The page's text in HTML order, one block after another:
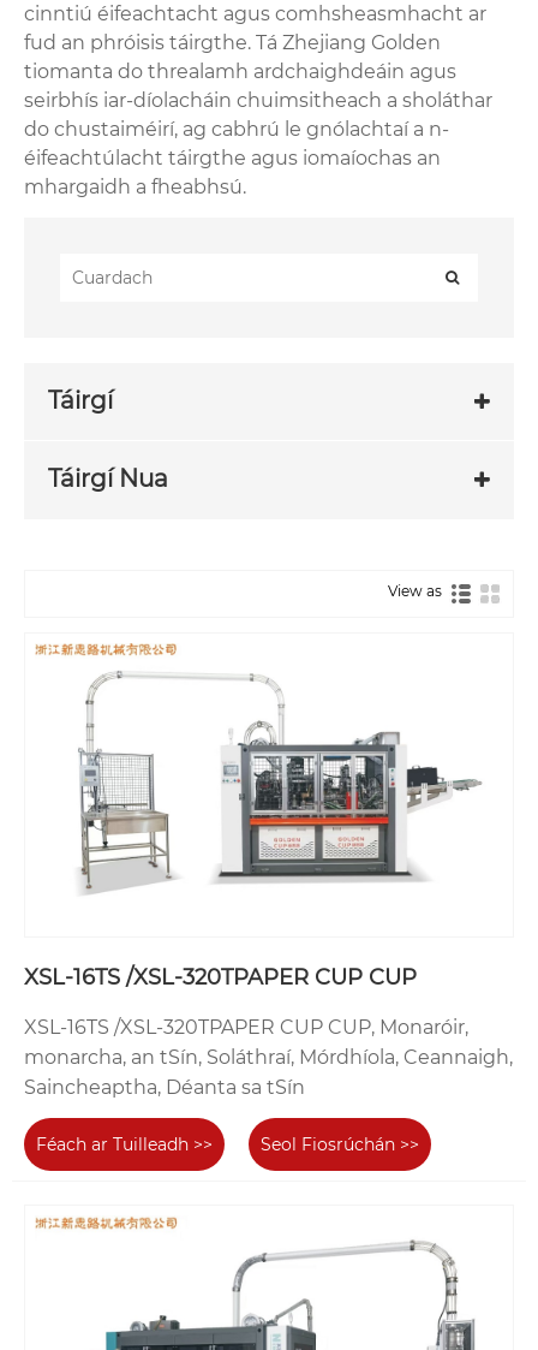
cinntiú éifeachtacht agus comhsheasmhacht ar
fud an phróisis táirgthe. Tá Zhejiang Golden
tiomanta do threalamh ardchaighdeáin agus
seirbhís iar-díolacháin chuimsitheach a sholáthar
do chustaiméirí, ag cabhrú le gnólachtaí a n-
éifeachtúlacht táirgthe agus iomaíochas an
mhargaidh a fheabhsú.
Táirgí
Táirgí Nua
View as
XSL-16TS /XSL-320TPAPER CUP CUP
XSL-16TS /XSL-320TPAPER CUP CUP, Monaróir,
monarcha, an tSín, Soláthraí, Mórdhíola, Ceannaigh,
Saincheaptha, Déanta sa tSín
Féach ar Tuilleadh >> Seol Fiosrúchán >>